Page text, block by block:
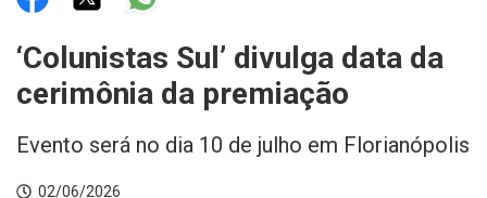
NOTÍCIAS
SERVIÇOS
INTEGRIDADE
‘Colunistas Sul’ divulga data da
cerimônia da premiação
Evento será no dia 10 de julho em Florianópolis
02/06/2026